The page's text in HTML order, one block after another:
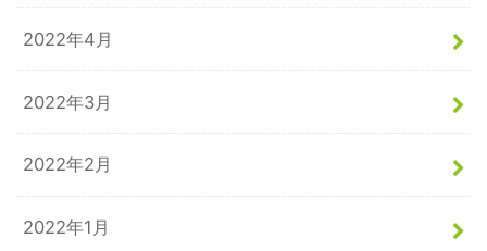
2022年4月
2022年3月
2022年2月
2022年1月